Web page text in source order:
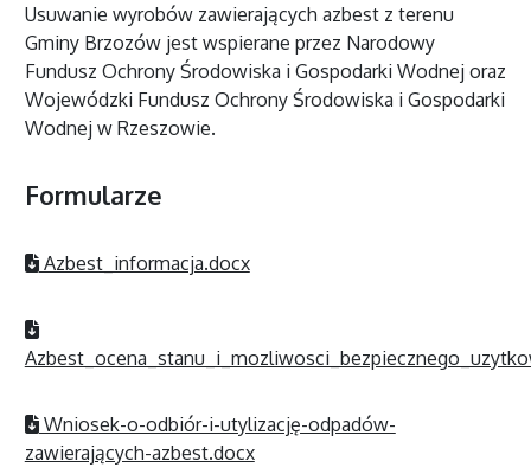
Usuwanie wyrobów zawierających azbest z terenu
Gminy Brzozów jest wspierane przez Narodowy
Fundusz Ochrony Środowiska i Gospodarki Wodnej oraz
Wojewódzki Fundusz Ochrony Środowiska i Gospodarki
Wodnej w Rzeszowie.
Formularze
Azbest_informacja.docx
Wniosek-o-odbiór-i-utylizację-odpadów-
zawierających-azbest.docx